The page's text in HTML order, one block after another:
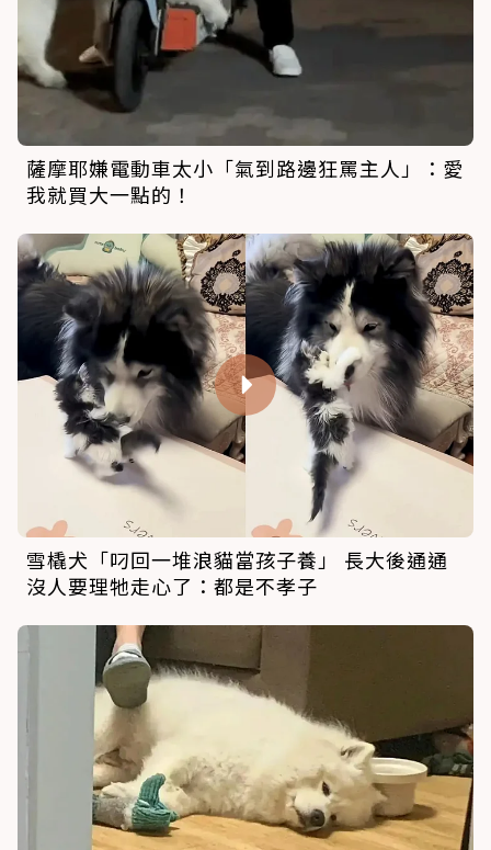
薩摩耶嫌電動車太小「氣到路邊狂罵主人」：愛
我就買大一點的！
雪橇犬「叼回一堆浪貓當孩子養」 長大後通通
沒人要理牠走心了：都是不孝子